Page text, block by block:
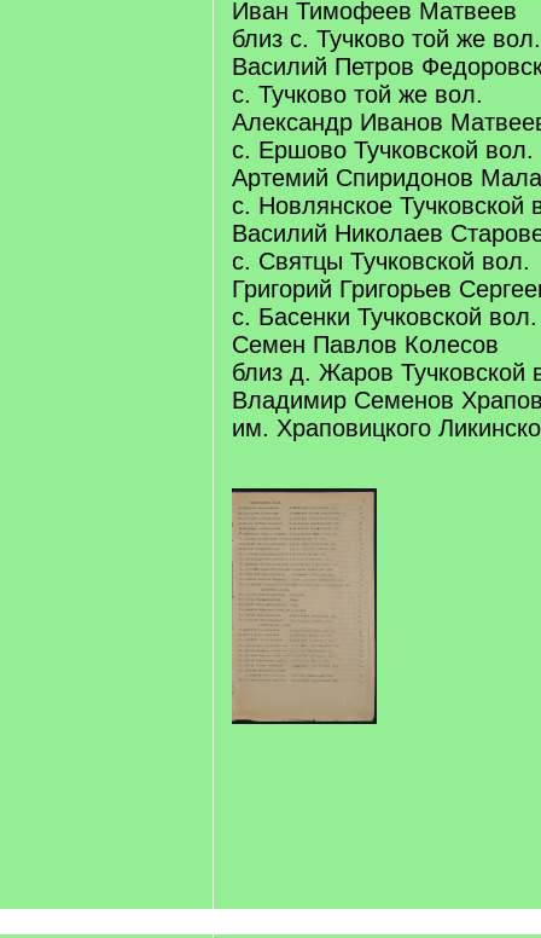
Иван Тимофеев Матвеев
близ с. Тучково той же вол.
Василий Петров
с. Тучково той же вол.
Александр Иванов
с. Ершово Тучковской вол.
Артемий Спиридонов
с. Новлянское Тучковской
Василий Николаев
с. Святцы Тучковской вол.
Григорий Григорьев
с. Басенки Тучковской вол.
Семен Павлов Колесов
близ д. Жаров Тучковской
Владимир Семенов
им. Храповицкого